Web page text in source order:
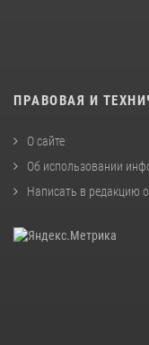
ПРАВОВАЯ И
О сайте
Об использовании
Написать в редакцию